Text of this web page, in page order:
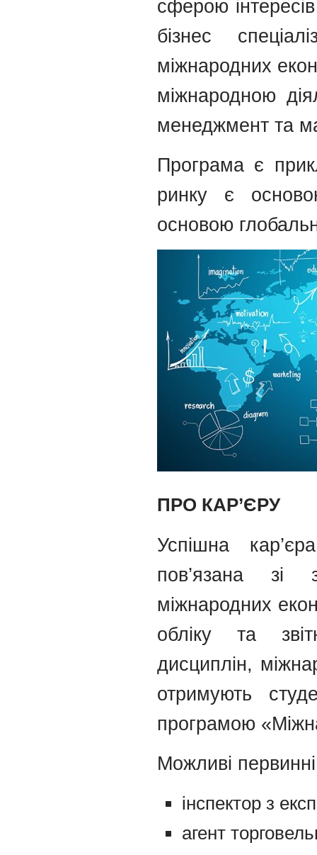
сферою
бізнес
міжнародних
міжнародною
менеджмент та
Програма є
ринку є
основою
ПРО КАР’ЄРУ
Успішна
пов’язана зі
міжнародних
обліку та
дисциплін,
отримують
програмою
Можливі
інспектор з
агент